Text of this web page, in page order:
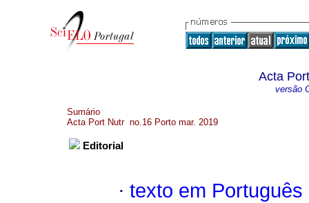
Acta
versão
Sumário
Acta Port Nutr no.16 Porto mar. 2019
Editorial
· texto em Português